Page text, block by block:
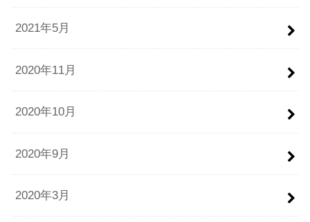
2021年5月
2020年11月
2020年10月
2020年9月
2020年3月